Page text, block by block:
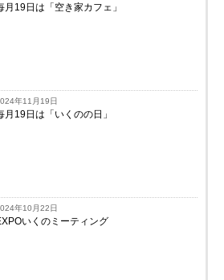
月19日は「空き家カフェ」
年11月19日
月19日は「いくのの日」
年10月22日
いくのミーティング